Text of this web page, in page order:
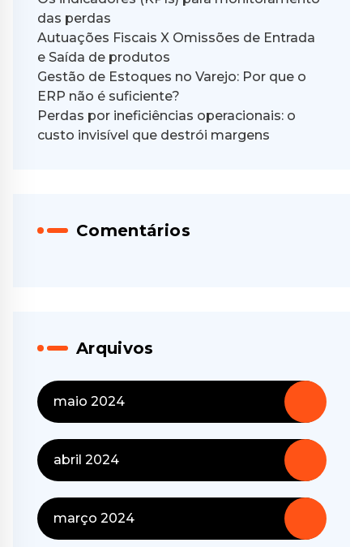
das perdas
Autuações Fiscais X Omissões de Entrada
e Saída de produtos
Gestão de Estoques no Varejo: Por que o
ERP não é suficiente?
Perdas por ineficiências operacionais: o
custo invisível que destrói margens
Comentários
Arquivos
maio 2024
abril 2024
março 2024